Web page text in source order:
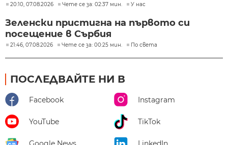
20:10, 07.08.2026 Чете се за: 02:37 мин. У нас
Зеленски пристигна на първото си
посещение в Сърбия
21:46, 07.08.2026 Чете се за: 00:25 мин. По света
ПОСЛЕДВАЙТЕ НИ В
Facebook Instagram
YouTube TikTok